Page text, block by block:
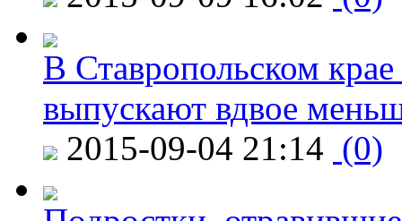
В Ставропольском
выпускают вдвое
2015-09-04 21:14 (0)